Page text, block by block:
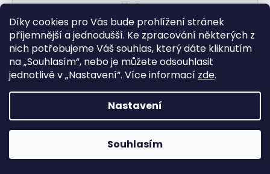
Díky cookies pro Vás bude prohlížení stránek
příjemnější a jednodušší. Ke zpracování některých z
nich potřebujeme Váš souhlas, který dáte kliknutím
na „Souhlasím“, nebo je můžete odsouhlasit
jednotlivě v „Nastavení“. Více informací zde.
Nastavení
Souhlasím
Skladem
od 304,13 Kč bez DPH
od368 Kč
DETAIL